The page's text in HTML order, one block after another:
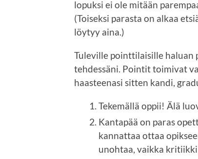
lopuksi ei ole mitään
(Toiseksi parasta on alkaa
löytyy aina.)
Tuleville pointtilaisille haluan
tehdessäni. Pointit toimivat
haasteenasi sitten kandi,
Tekemällä oppii! Älä
Kantapää on paras
kannattaa ottaa
unohtaa, vaikka